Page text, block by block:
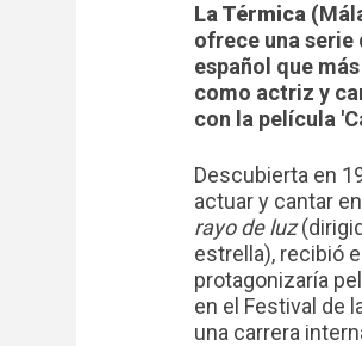
La Térmica
ofrece una
español que
como actriz y
con la película
Descubierta en
actuar y cantar
rayo de luz
estrella), recibió
protagonizaría
en el Festival de
una carrera